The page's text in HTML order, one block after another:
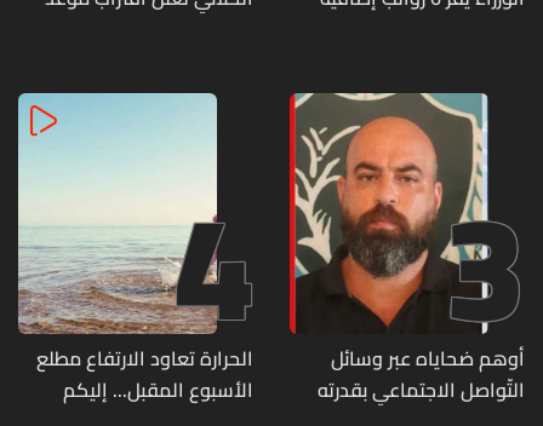
منذ آذار
3
أوهم ضحاياه عبر وسائل
التّواصل الاجتماعي بقدرته
4
الحرارة تعاود الارتفاع مطلع
الأسبوع المقبل... إليكم